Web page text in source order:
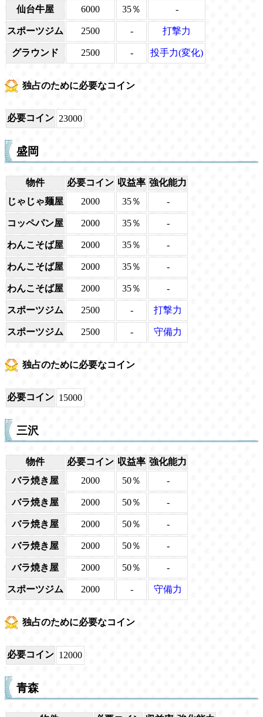
仙台牛屋 6000 35％ -
スポーツジム 2500 - 打撃力
グラウンド 2500 - 投手力(変化)
独占のために必要なコイン
必要コイン 23000
盛岡
物件 必要コイン 収益率 強化能力
じゃじゃ麺屋
2000 35％ -
コッペパン屋 2000 35％ -
わんこそば屋 2000 35％ -
わんこそば屋 2000 35％ -
わんこそば屋 2000 35％ -
スポーツジム 2500 - 打撃力
スポーツジム 2500 - 守備力
独占のために必要なコイン
必要コイン 15000
三沢
物件 必要コイン 収益率 強化能力
バラ焼き屋
2000 50％ -
バラ焼き屋 2000 50％ -
バラ焼き屋 2000 50％ -
バラ焼き屋 2000 50％ -
バラ焼き屋 2000 50％ -
スポーツジム 2000 - 守備力
独占のために必要なコイン
必要コイン 12000
青森